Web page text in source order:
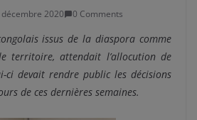
2020 0 Comments
issus de la diaspora comme
territoire, attendait l’allocution de
ci devait rendre public les décisions
de ces dernières semaines.